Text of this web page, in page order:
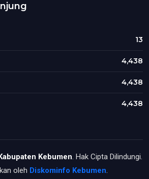
13
4,438
4,438
4,438
Kebumen. Hak Cipta Dilindungi.
oleh Diskominfo Kebumen.